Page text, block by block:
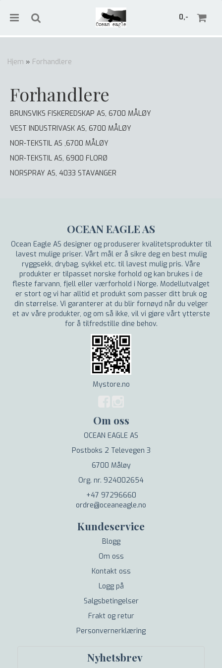
0,-
Hjem » Forhandlere
Forhandlere
BRUNSVIKS FISKEREDSKAP AS, 6700 MÅLØY
VEST INDUSTRIVASK AS, 6700 MÅLØY
NOR-TEKSTIL AS ,6700 MÅLØY
NOR-TEKSTIL AS, 6900 FLORØ
NORSPRAY AS, 4033 STAVANGER
OCEAN EAGLE AS
Ocean Eagle AS designer og produserer kvalitetsprodukter til
lavest mulige priser. Vårt mål er å sikre deg en best mulig
ryggsekk, drybag, sykkel etc. til lavest mulig pris. Våre
produkter er tilpasset norske forhold og kan brukes i de
fleste farvann, fjell eller værforhold i Norge. Modellutvalget
er stort og vi har alltid et produkt som passer ditt bruk og
din størrelse. Vi garanterer at du blir fornøyd når du velger
et av våre produkter, og om så ikke, vil vi gjøre vårt ytterste
for å tilfredstille dine behov.
Mystore.no
Om oss
OCEAN EAGLE AS
Postboks 2 Televegen 3
6700 Måløy
Org. nr. 924002654
+47 97296660
ordre@oceaneagle.no
Kundeservice
Blogg
Om oss
Kontakt oss
Logg på
Salgsbetingelser
Frakt og retur
Personvernerklæring
Nyhetsbrev